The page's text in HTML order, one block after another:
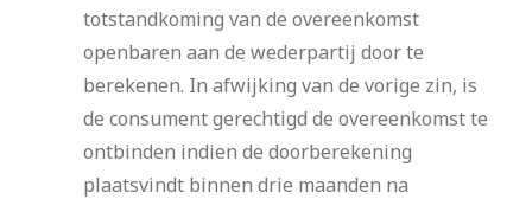
totstandkoming van de overeenkomst
openbaren aan de wederpartij door te
berekenen. In afwijking van de vorige zin, is
de consument gerechtigd de overeenkomst te
ontbinden indien de doorberekening
plaatsvindt binnen drie maanden na